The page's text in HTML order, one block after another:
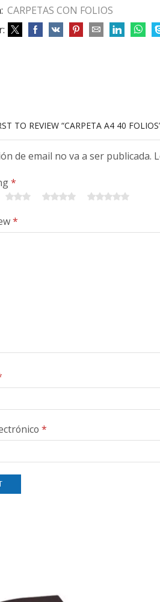
CARPETAS CON FOLIOS
TO REVIEW “CARPETA A4 40
de email no va a ser
*
*
*